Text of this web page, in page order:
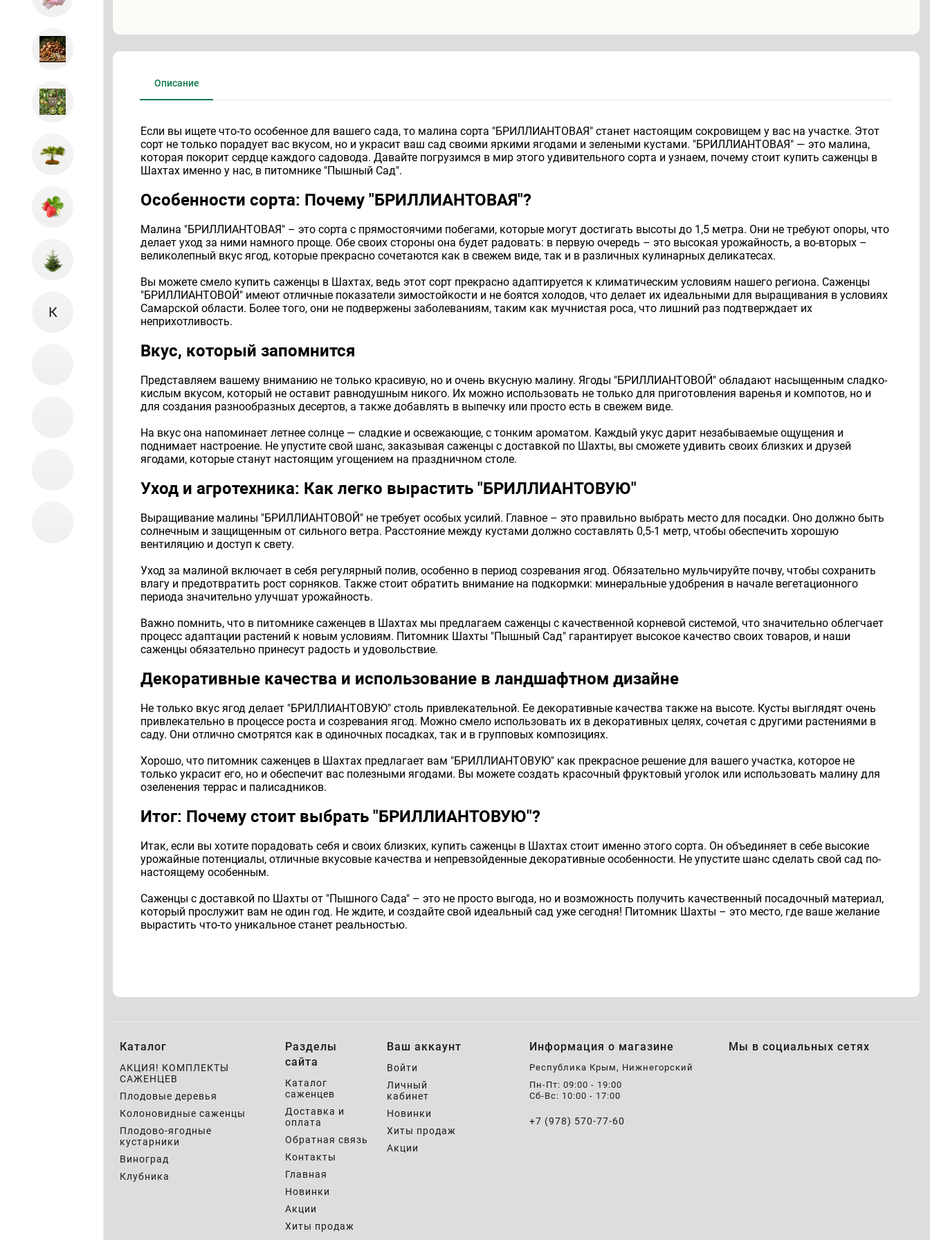
К
Описание
Если вы ищете что-то особенное для вашего сада, то малина сорта "БРИЛЛИАНТОВАЯ" станет настоящим сокровищем у вас на участке. Этот
сорт не только порадует вас вкусом, но и украсит ваш сад своими яркими ягодами и зелеными кустами. "БРИЛЛИАНТОВАЯ" — это малина,
которая покорит сердце каждого садовода. Давайте погрузимся в мир этого удивительного сорта и узнаем, почему стоит купить саженцы в
Шахтах именно у нас, в питомнике "Пышный Сад".
Особенности сорта: Почему "БРИЛЛИАНТОВАЯ"?
Малина "БРИЛЛИАНТОВАЯ" – это сорта с прямостоячими побегами, которые могут достигать высоты до 1,5 метра. Они не требуют опоры, что
делает уход за ними намного проще. Обе своих стороны она будет радовать: в первую очередь – это высокая урожайность, а во-вторых –
великолепный вкус ягод, которые прекрасно сочетаются как в свежем виде, так и в различных кулинарных деликатесах.
Вы можете смело купить саженцы в Шахтах, ведь этот сорт прекрасно адаптируется к климатическим условиям нашего региона. Саженцы
"БРИЛЛИАНТОВОЙ" имеют отличные показатели зимостойкости и не боятся холодов, что делает их идеальными для выращивания в условиях
Самарской области. Более того, они не подвержены заболеваниям, таким как мучнистая роса, что лишний раз подтверждает их
неприхотливость.
Вкус, который запомнится
Представляем вашему вниманию не только красивую, но и очень вкусную малину. Ягоды "БРИЛЛИАНТОВОЙ" обладают насыщенным сладко-
кислым вкусом, который не оставит равнодушным никого. Их можно использовать не только для приготовления варенья и компотов, но и
для создания разнообразных десертов, а также добавлять в выпечку или просто есть в свежем виде.
На вкус она напоминает летнее солнце — сладкие и освежающие, с тонким ароматом. Каждый укус дарит незабываемые ощущения и
поднимает настроение. Не упустите свой шанс, заказывая саженцы с доставкой по Шахты, вы сможете удивить своих близких и друзей
ягодами, которые станут настоящим угощением на праздничном столе.
Уход и агротехника: Как легко вырастить "БРИЛЛИАНТОВУЮ"
Выращивание малины "БРИЛЛИАНТОВОЙ" не требует особых усилий. Главное – это правильно выбрать место для посадки. Оно должно быть
солнечным и защищенным от сильного ветра. Расстояние между кустами должно составлять 0,5-1 метр, чтобы обеспечить хорошую
вентиляцию и доступ к свету.
Уход за малиной включает в себя регулярный полив, особенно в период созревания ягод. Обязательно мульчируйте почву, чтобы сохранить
влагу и предотвратить рост сорняков. Также стоит обратить внимание на подкормки: минеральные удобрения в начале вегетационного
периода значительно улучшат урожайность.
Важно помнить, что в питомнике саженцев в Шахтах мы предлагаем саженцы с качественной корневой системой, что значительно облегчает
процесс адаптации растений к новым условиям. Питомник Шахты "Пышный Сад" гарантирует высокое качество своих товаров, и наши
саженцы обязательно принесут радость и удовольствие.
Декоративные качества и использование в ландшафтном дизайне
Не только вкус ягод делает "БРИЛЛИАНТОВУЮ" столь привлекательной. Ее декоративные качества также на высоте. Кусты выглядят очень
привлекательно в процессе роста и созревания ягод. Можно смело использовать их в декоративных целях, сочетая с другими растениями в
саду. Они отлично смотрятся как в одиночных посадках, так и в групповых композициях.
Хорошо, что питомник саженцев в Шахтах предлагает вам "БРИЛЛИАНТОВУЮ" как прекрасное решение для вашего участка, которое не
только украсит его, но и обеспечит вас полезными ягодами. Вы можете создать красочный фруктовый уголок или использовать малину для
озеленения террас и палисадников.
Итог: Почему стоит выбрать "БРИЛЛИАНТОВУЮ"?
Итак, если вы хотите порадовать себя и своих близких, купить саженцы в Шахтах стоит именно этого сорта. Он объединяет в себе высокие
урожайные потенциалы, отличные вкусовые качества и непревзойденные декоративные особенности. Не упустите шанс сделать свой сад по-
настоящему особенным.
Саженцы с доставкой по Шахты от "Пышного Сада" – это не просто выгода, но и возможность получить качественный посадочный материал,
который прослужит вам не один год. Не ждите, и создайте свой идеальный сад уже сегодня! Питомник Шахты – это место, где ваше желание
вырастить что-то уникальное станет реальностью.
Каталог
АКЦИЯ! КОМПЛЕКТЫ
САЖЕНЦЕВ
Плодовые деревья
Колоновидные саженцы
Плодово-ягодные
кустарники
Виноград
Клубника
Разделы
сайта
Каталог
саженцев
Доставка и
оплата
Обратная связь
Контакты
Главная
Новинки
Акции
Хиты продаж
Ваш аккаунт
Войти
Личный
кабинет
Новинки
Хиты продаж
Акции
Информация о магазине
Республика Крым, Нижнегорский
Пн-Пт: 09:00 - 19:00
Сб-Вс: 10:00 - 17:00
+7 (978) 570-77-60
Мы в социальных сетях